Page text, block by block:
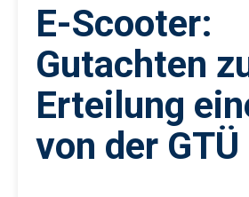
E-Scooter:
Gutachten
Erteilung
von der GTÜ